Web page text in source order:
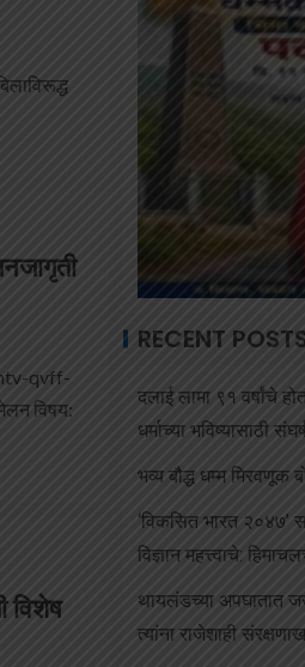
qvff-
विषय:
विशेष
RECENT
दलाई लामा ९१ वर्षांचे
धर्माच्या भविष्यासाठी
भव्य बौद्ध धम्म मिरवणूक
‘विकसित भारत २०४७’
विज्ञान महत्त्वाचे:
थायलंडच्या अपघातात
त्यांना राजेशाही